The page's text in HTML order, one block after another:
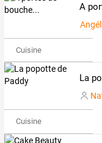
A
Cuisine
La
Cuisine